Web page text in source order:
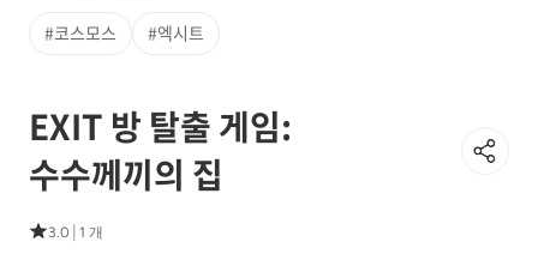
#코스모스 #엑시트
EXIT 방 탈출 게임:
수수께끼의 집
3.0 1 개